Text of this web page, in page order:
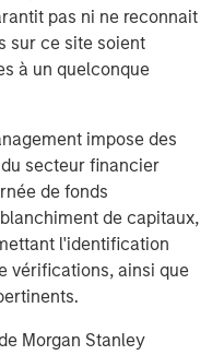
pas ni ne reconnait
sur ce site soient
à un quelconque
impose des
secteur financier
de fonds
de capitaux,
l'identification
vérifications, ainsi que
Morgan Stanley
Trusted by the
Valley is empowering
live experiences
software solutions
costs. Supporting
Valley is at the
innovation and
media production.
Valley has been
business for over 60
Grass Valley, go to